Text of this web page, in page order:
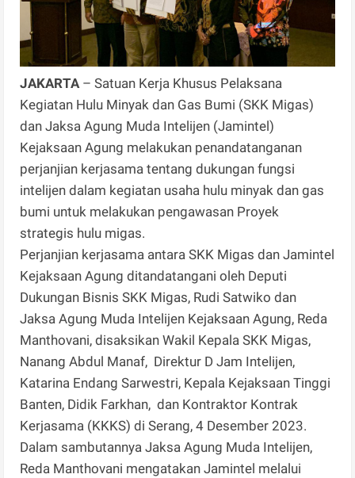
JAKARTA– Satuan Kerja Khusus Pelaksana
Kegiatan Hulu Minyak dan Gas Bumi (SKK Migas)
dan Jaksa Agung Muda Intelijen (Jamintel)
Kejaksaan Agung melakukan penandatanganan
perjanjian kerjasama tentang dukungan fungsi
intelijen dalam kegiatan usaha hulu minyak dan gas
bumi untuk melakukan pengawasan Proyek
strategis hulu migas.
Perjanjian kerjasama antara SKK Migas dan Jamintel
Kejaksaan Agung ditandatangani oleh Deputi
Dukungan Bisnis SKK Migas, Rudi Satwiko dan
Jaksa Agung Muda Intelijen Kejaksaan Agung, Reda
Manthovani, disaksikan Wakil Kepala SKK Migas,
Nanang Abdul Manaf, Direktur D Jam Intelijen,
Katarina Endang Sarwestri, Kepala Kejaksaan Tinggi
Banten, Didik Farkhan, dan Kontraktor Kontrak
Kerjasama (KKKS) di Serang, 4 Desember 2023.
Dalam sambutannya Jaksa Agung Muda Intelijen,
Reda Manthovani mengatakan Jamintel melalui